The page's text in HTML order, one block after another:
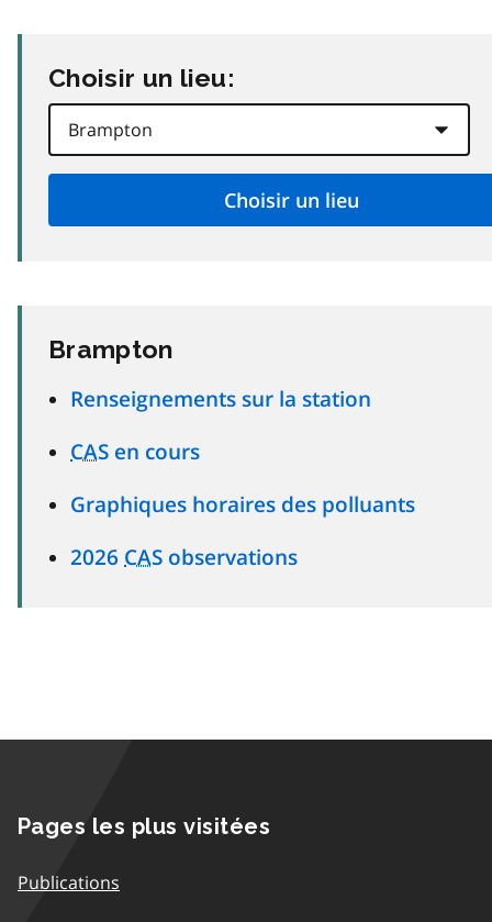
Choisir un lieu:
Brampton
Renseignements sur la station
CAS en cours
Graphiques horaires des polluants
2026 CAS observations
Pages les plus visitées
Publications